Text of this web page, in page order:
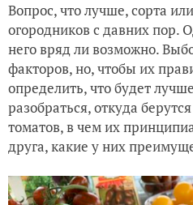
Вопрос, что лучше, сорта
огородников с давних пор.
него вряд ли возможно.
факторов, но, чтобы их
определить, что будет
разобраться, откуда
томатов, в чем их
друга, какие у них